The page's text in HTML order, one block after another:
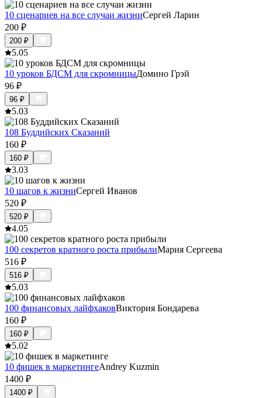
10 сценариев на все случаи жизниСергей Ларин
200 ₽
200 ₽
5.05
10 уроков БДСМ для скромницыДомино Грэй
96 ₽
96 ₽
5.03
108 Буддийских Сказаний
160 ₽
160 ₽
3.03
10 шагов к жизниСергей Иванов
520 ₽
520 ₽
4.05
100 секретов кратного роста прибылиМария Сергеева
516 ₽
516 ₽
5.03
100 финансовых лайфхаковВиктория Бондарева
160 ₽
160 ₽
5.02
10 фишек в маркетингеAndrey Kuzmin
1400 ₽
1400 ₽